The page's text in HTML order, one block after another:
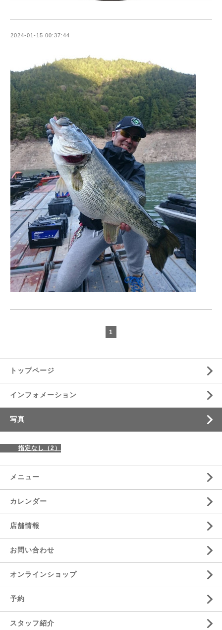
2024-01-15 00:37:44
1
トップページ
インフォメーション
写真
指定なし（2）
メニュー
カレンダー
店舗情報
お問い合わせ
オンラインショップ
予約
スタッフ紹介